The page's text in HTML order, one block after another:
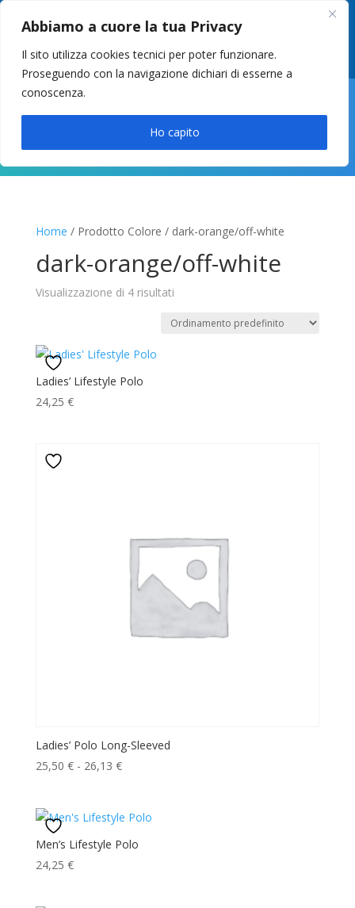
Abbiamo a cuore la tua Privacy
Il sito utilizza cookies tecnici per poter funzionare.
Proseguendo con la navigazione dichiari di esserne a
conoscenza.
Ho capito
049 8627946 –info@cstosetto.it
LUN-VEN 9-12 / 14:30-17
Home / Prodotto Colore / dark-orange/off-white
dark-orange/off-white
Visualizzazione di 4 risultati
Ladies’ Lifestyle Polo
24,25 €
Ladies’ Polo Long-Sleeved
25,50 € - 26,13 €Fascia
da
25,50 €
Men’s Lifestyle Polo
24,25 €